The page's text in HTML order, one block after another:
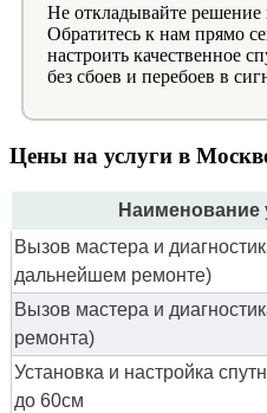
Не откладывайте
Обратитесь к нам прямо
настроить качественное
без сбоев и перебоев в
Цены на услуги в
Наименование
Вызов мастера и
дальнейшем ремонте)
Вызов мастера и
ремонта)
Установка и настройка
до 60см